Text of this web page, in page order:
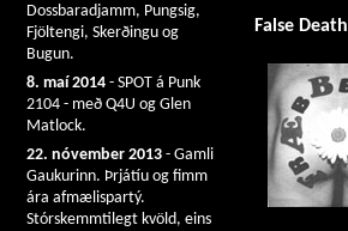
Dossbaradjamm, Pungsig,
Fjöltengi, Skerðingu og
Bugun.
8. maí 2014 - SPOT á Punk
2104 - með Q4U og Glen
Matlock.
22. nóvember 2013 - Gamli
Gaukurinn. Þrjátíu og fimm
ára afmælispartý.
Stórskemmtilegt kvöld, eins
False Death